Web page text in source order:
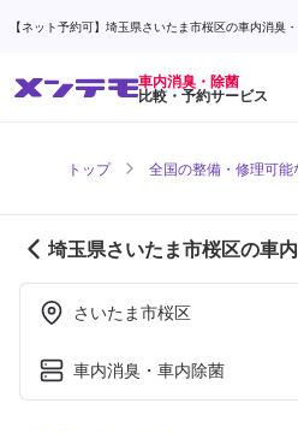
【ネット予約可】埼玉県さいたま市桜区の車内消臭
車内消臭・除菌
比較・予約サービス
トップ 全国の整備・修理可能
埼玉県さいたま市桜区の車
臭・除菌対応店舗紹介 (1ペ
目)
さいたま市桜区
車内消臭・車内除菌